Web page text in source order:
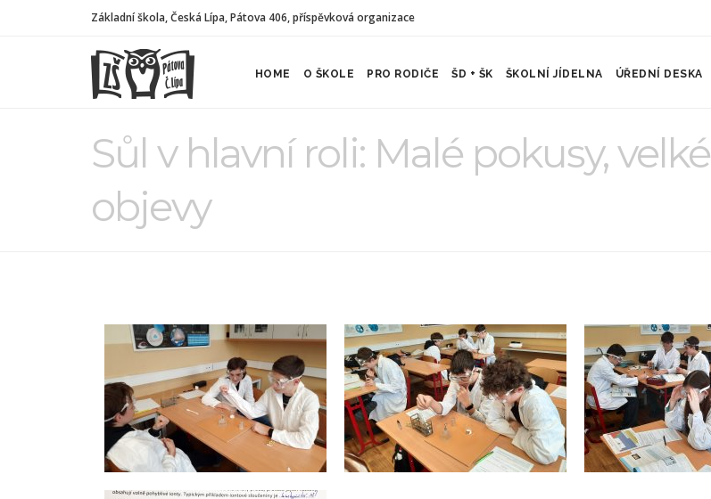
Základní škola, Česká Lípa, Pátova 406, příspěvková organizace
HOME O ŠKOLE PRO RODIČE ŠD + ŠK ŠKOLNÍ JÍDELNA ÚŘEDNÍ DESKA
Sůl v hlavní roli: Malé pokusy, velké
objevy